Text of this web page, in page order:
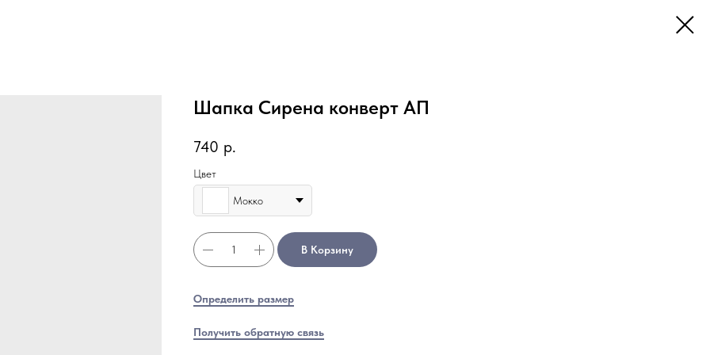
Шапка Сирена конверт АП
740 р.
Цвет
Мокко
В Корзину
Определить размер
Получить обратную связь